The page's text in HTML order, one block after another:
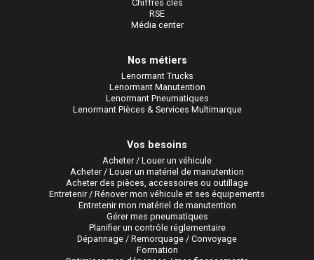
Chiffres clés
RSE
Média center
Nos métiers
Lenormant Trucks
Lenormant Manutention
Lenormant Pneumatiques
Lenormant Pièces & Services Multimarque
Vos besoins
Acheter / Louer un véhicule
Acheter / Louer un matériel de manutention
Acheter des pièces, accessoires ou outillage
Entretenir / Rénover mon véhicule et ses équipements
Entretenir mon matériel de manutention
Gérer mes pneumatiques
Planifier un contrôle réglementaire
Dépannage / Remorquage / Convoyage
Formation